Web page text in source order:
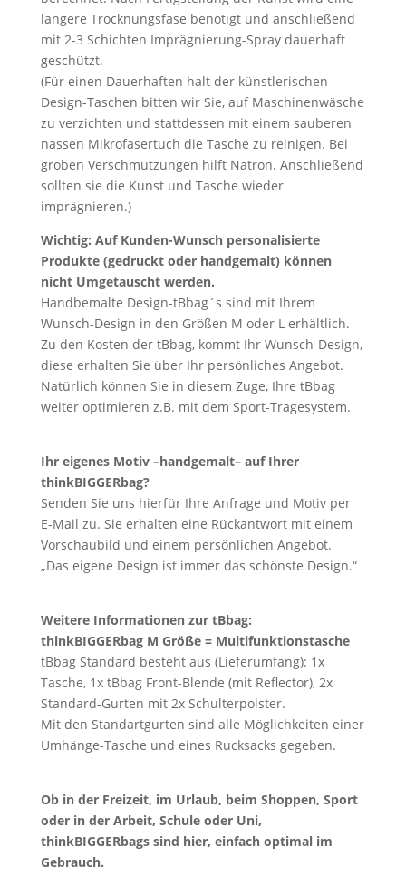
längere Trocknungsfase benötigt und anschließend
mit 2-3 Schichten Imprägnierung-Spray dauerhaft
geschützt.
(Für einen Dauerhaften halt der künstlerischen
Design-Taschen bitten wir Sie, auf Maschinenwäsche
zu verzichten und stattdessen mit einem sauberen
nassen Mikrofasertuch die Tasche zu reinigen. Bei
groben Verschmutzungen hilft Natron. Anschließend
sollten sie die Kunst und Tasche wieder
imprägnieren.)
Wichtig: Auf Kunden-Wunsch personalisierte
Produkte (gedruckt oder handgemalt) können
nicht Umgetauscht werden.
Handbemalte Design-tBbag´s sind mit Ihrem
Wunsch-Design in den Größen M oder L erhältlich.
Zu den Kosten der tBbag, kommt Ihr Wunsch-Design,
diese erhalten Sie über Ihr persönliches Angebot.
Natürlich können Sie in diesem Zuge, Ihre tBbag
weiter optimieren z.B. mit dem Sport-Tragesystem.
Ihr eigenes Motiv –handgemalt– auf Ihrer
thinkBIGGERbag?
Senden Sie uns hierfür Ihre Anfrage und Motiv per
E-Mail zu. Sie erhalten eine Rückantwort mit einem
Vorschaubild und einem persönlichen Angebot.
„Das eigene Design ist immer das schönste Design.“
Weitere Informationen zur tBbag:
thinkBIGGERbag M Größe = Multifunktionstasche
tBbag Standard besteht aus (Lieferumfang): 1x
Tasche, 1x tBbag Front-Blende (mit Reflector), 2x
Standard-Gurten mit 2x Schulterpolster.
Mit den Standartgurten sind alle Möglichkeiten einer
Umhänge-Tasche und eines Rucksacks gegeben.
Ob in der Freizeit, im Urlaub, beim Shoppen, Sport
oder in der Arbeit, Schule oder Uni,
thinkBIGGERbags sind hier, einfach optimal im
Gebrauch.